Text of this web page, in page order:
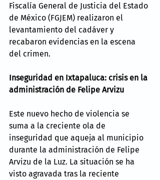
Fiscalía General de Justicia del Estado
de México (FGJEM) realizaron el
levantamiento del cadáver y
recabaron evidencias en la escena
del crimen.
Inseguridad en Ixtapaluca: crisis en la
administración de Felipe Arvizu
Este nuevo hecho de violencia se
suma a la creciente ola de
inseguridad que aqueja al municipio
durante la administración de Felipe
Arvizu de la Luz. La situación se ha
visto agravada tras la reciente